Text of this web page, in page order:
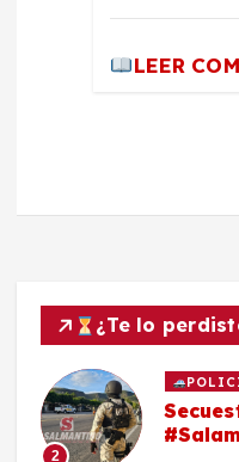
LEER
¿Te lo
2